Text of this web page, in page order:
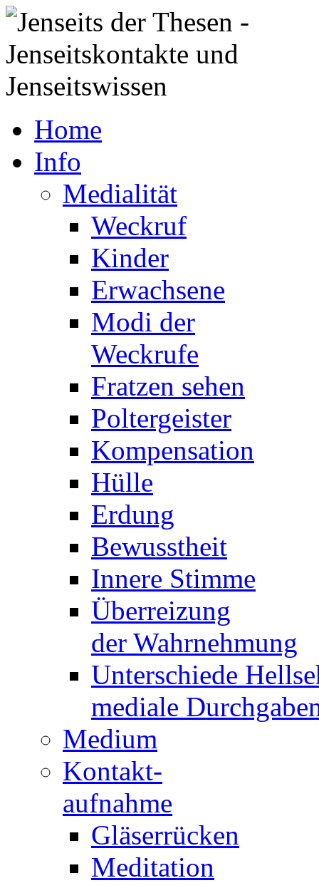
Home
Info
Medialität
Weckruf
Kinder
Erwachsene
Modi der
Weckrufe
Fratzen sehen
Poltergeister
Kompensation
Hülle
Erdung
Bewusstheit
Innere Stimme
Überreizung
der Wahrnehmung
Unterschiede
mediale
Medium
Kontakt-
aufnahme
Gläserrücken
Meditation